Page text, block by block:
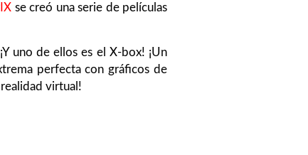
se creó una serie de películas
uno de ellos es el X-box! ¡Un
perfecta con gráficos de
virtual!